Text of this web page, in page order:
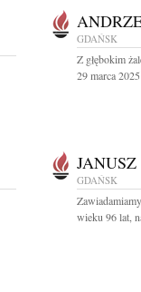
GDAŃSK
Z głębokim
29 marca
GDAŃSK
wieku 96 lat,